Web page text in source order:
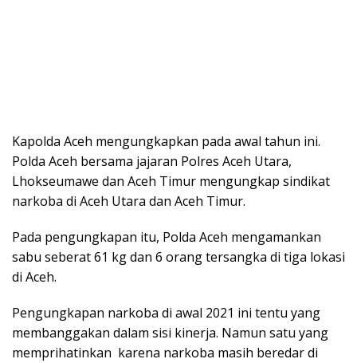
Kapolda Aceh mengungkapkan pada awal tahun ini.
Polda Aceh bersama jajaran Polres Aceh Utara,
Lhokseumawe dan Aceh Timur mengungkap sindikat
narkoba di Aceh Utara dan Aceh Timur.
Pada pengungkapan itu, Polda Aceh mengamankan
sabu seberat 61 kg dan 6 orang tersangka di tiga lokasi
di Aceh.
Pengungkapan narkoba di awal 2021 ini tentu yang
membanggakan dalam sisi kinerja. Namun satu yang
memprihatinkan karena narkoba masih beredar di